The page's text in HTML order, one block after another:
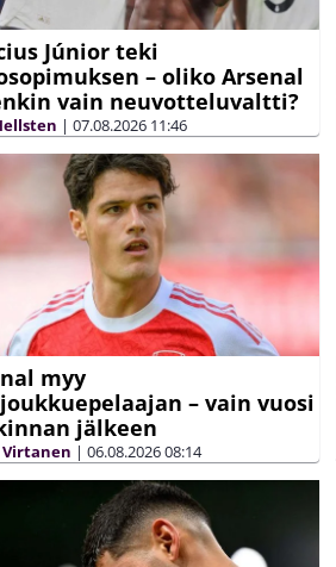
Júnior teki
– oliko Arsenal
vain neuvotteluvaltti?
| 07.08.2026 11:46
myy
– vain vuosi
jälkeen
Virtanen | 06.08.202608:14